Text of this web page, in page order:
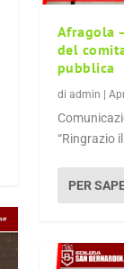
Afragola
del
pubblica
di admin
“Ringrazio
PER